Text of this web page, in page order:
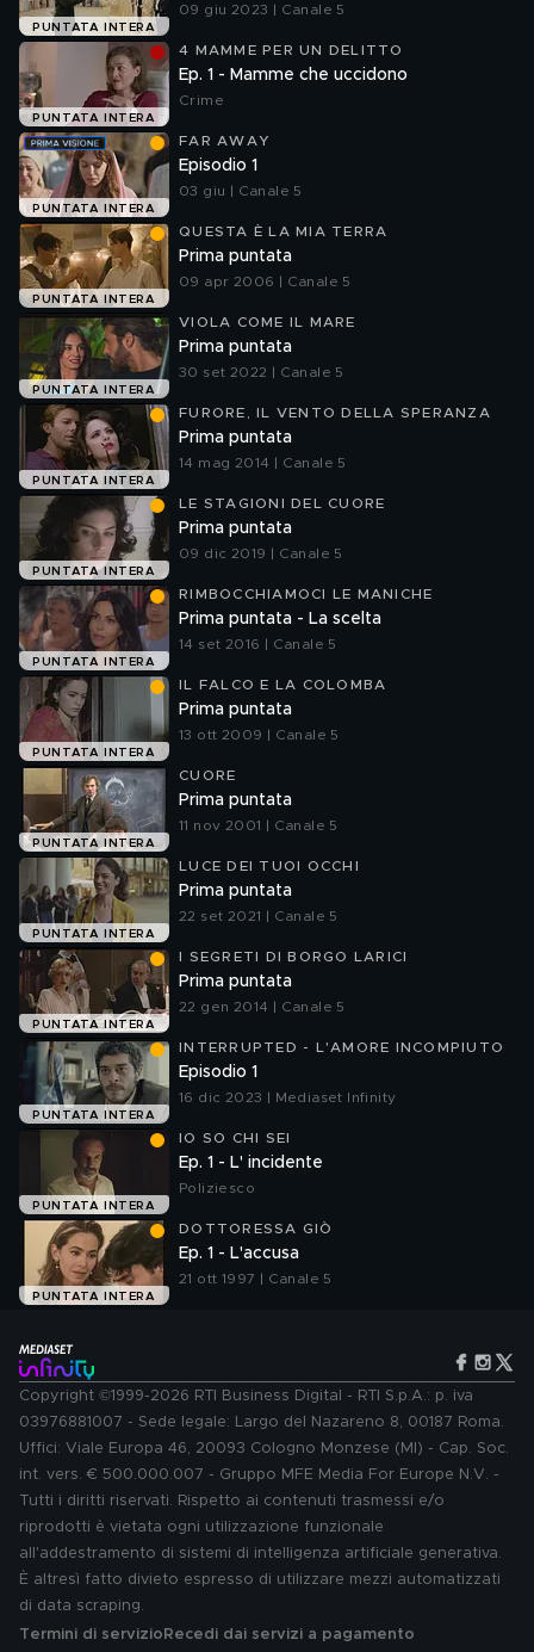
PUNTATA INTERA
09 giu 2023 | Canale 5
PUNTATA INTERA
4 MAMME PER UN DELITTO
Ep. 1 - Mamme che uccidono
Crime
PUNTATA INTERA
FAR AWAY
Episodio 1
03 giu | Canale 5
PUNTATA INTERA
QUESTA È LA MIA TERRA
Prima puntata
09 apr 2006 | Canale 5
PUNTATA INTERA
VIOLA COME IL MARE
Prima puntata
30 set 2022 | Canale 5
PUNTATA INTERA
FURORE, IL VENTO DELLA SPERANZA
Prima puntata
14 mag 2014 | Canale 5
PUNTATA INTERA
LE STAGIONI DEL CUORE
Prima puntata
09 dic 2019 | Canale 5
PUNTATA INTERA
RIMBOCCHIAMOCI LE MANICHE
Prima puntata - La scelta
14 set 2016 | Canale 5
PUNTATA INTERA
IL FALCO E LA COLOMBA
Prima puntata
13 ott 2009 | Canale 5
PUNTATA INTERA
CUORE
Prima puntata
11 nov 2001 | Canale 5
PUNTATA INTERA
LUCE DEI TUOI OCCHI
Prima puntata
22 set 2021 | Canale 5
PUNTATA INTERA
I SEGRETI DI BORGO LARICI
Prima puntata
22 gen 2014 | Canale 5
PUNTATA INTERA
INTERRUPTED - L'AMORE INCOMPIUTO
Episodio 1
16 dic 2023 | Mediaset Infinity
PUNTATA INTERA
IO SO CHI SEI
Ep. 1 - L' incidente
Poliziesco
PUNTATA INTERA
DOTTORESSA GIÒ
Ep. 1 - L'accusa
21 ott 1997 | Canale 5
Copyright ©1999-2026 RTI Business Digital - RTI S.p.A.: p. iva
03976881007 - Sede legale: Largo del Nazareno 8, 00187 Roma.
Uffici: Viale Europa 46, 20093 Cologno Monzese (MI) - Cap. Soc.
int. vers. € 500.000.007 - Gruppo MFE Media For Europe N.V. -
Tutti i diritti riservati. Rispetto ai contenuti trasmessi e/o
riprodotti è vietata ogni utilizzazione funzionale
all'addestramento di sistemi di intelligenza artificiale generativa.
È altresì fatto divieto espresso di utilizzare mezzi automatizzati
di data scraping.
Termini di servizio Recedi dai servizi a pagamento